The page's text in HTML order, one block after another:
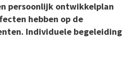
persoonlijk ontwikkelplan
hebben op de
Individuele begeleiding